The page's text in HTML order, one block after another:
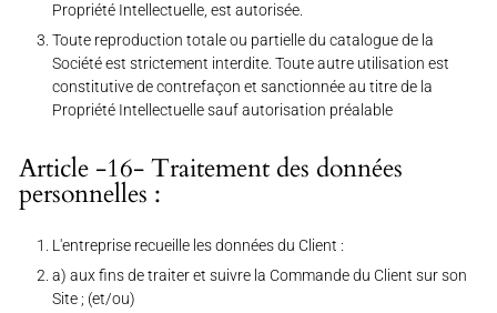
Propriété Intellectuelle, est autorisée.
Toute reproduction totale ou partielle du catalogue de la
Société est strictement interdite. Toute autre utilisation est
constitutive de contrefaçon et sanctionnée au titre de la
Propriété Intellectuelle sauf autorisation préalable
Article -16- Traitement des données
personnelles :
L'entreprise recueille les données du Client :
a) aux fins de traiter et suivre la Commande du Client sur son
Site ; (et/ou)